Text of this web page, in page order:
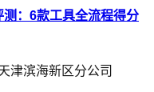
：6款工具全流程得分
津滨海新区分公司